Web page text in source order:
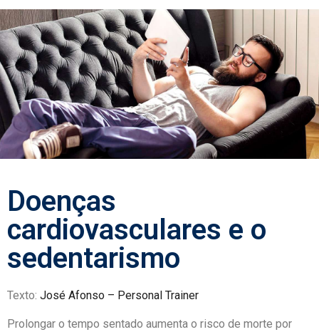
Doenças
cardiovasculares e o
sedentarismo
Texto: José Afonso – Personal Trainer
Prolongar o tempo sentado aumenta o risco de morte por